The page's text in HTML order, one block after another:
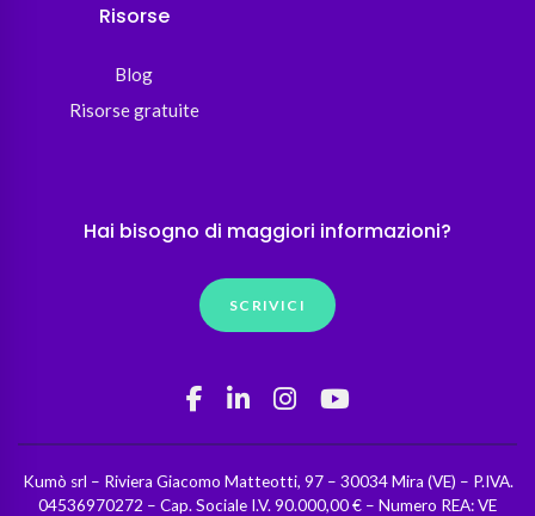
Risorse
Blog
Risorse gratuite
Hai bisogno di maggiori informazioni?
SCRIVICI
Kumò srl – Riviera Giacomo Matteotti, 97 – 30034 Mira (VE) – P.IVA.
04536970272 – Cap. Sociale I.V. 90.000,00 € – Numero REA: VE